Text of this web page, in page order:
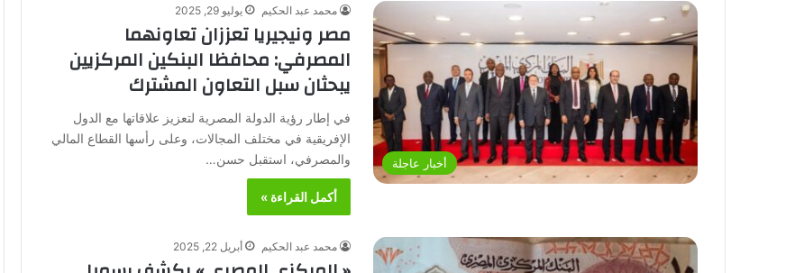
أخبار عاجلة
محمد عبد الحكيم يوليو 29, 2025
مصر ونيجيريا تعززان تعاونهما
المصرفي: محافظا البنكين المركزيين
يبحثان سبل التعاون المشترك
في إطار رؤية الدولة المصرية لتعزيز علاقاتها مع الدول
الإفريقية في مختلف المجالات، وعلى رأسها القطاع المالي
والمصرفي، استقبل حسن…
أكمل القراءة »
محمد عبد الحكيم أبريل 22, 2025